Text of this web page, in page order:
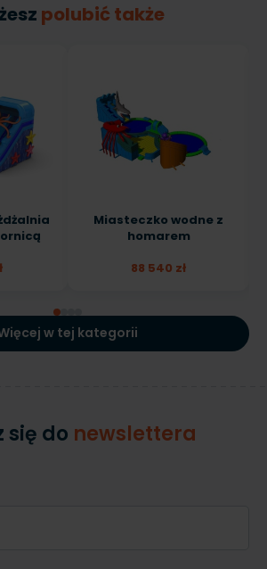
polubić także
Miasteczko wodne z
homarem
88 540 zł
w tej kategorii
się do newslettera